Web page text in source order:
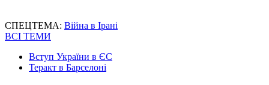
СПЕЦТЕМА: Війна в Ірані
ВСІ ТЕМИ
Вступ України в ЄС
Теракт в Барселоні